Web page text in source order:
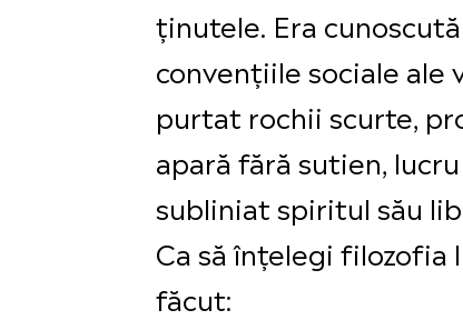
ținutele. Era
convențiile sociale ale
purtat rochii scurte,
apară fără sutien,
subliniat spiritul său
Ca să înțelegi filozofia
făcut: